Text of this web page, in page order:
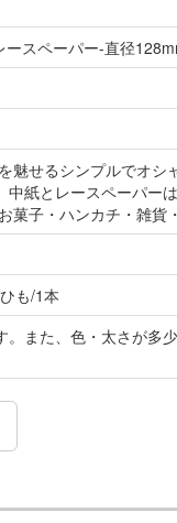
スペーパー-直径
魅せるシンプルでオシ
紙とレースペーパー
菓子・ハンカチ・雑貨
も/1本
また、色・太さが多